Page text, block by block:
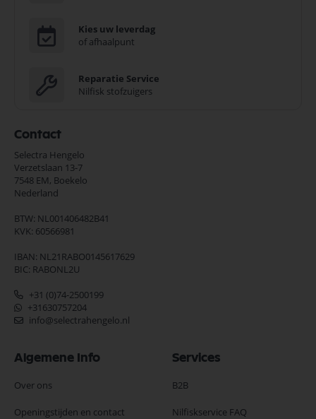
Kies uw leverdag
of afhaalpunt
Reparatie Service
Nilfisk stofzuigers
Contact
Selectra Hengelo
Verzetslaan 13-7
7548 EM, Boekelo
Nederland
BTW: NL001406482B41
KVK: 60566981
IBAN: NL21RABO0145617629
BIC: RABONL2U
+31 (0)74-2500199
+31630757204
info@selectrahengelo.nl
Algemene Info
Over ons
Openingstijden en contact
Services
B2B
Nilfiskservice FAQ